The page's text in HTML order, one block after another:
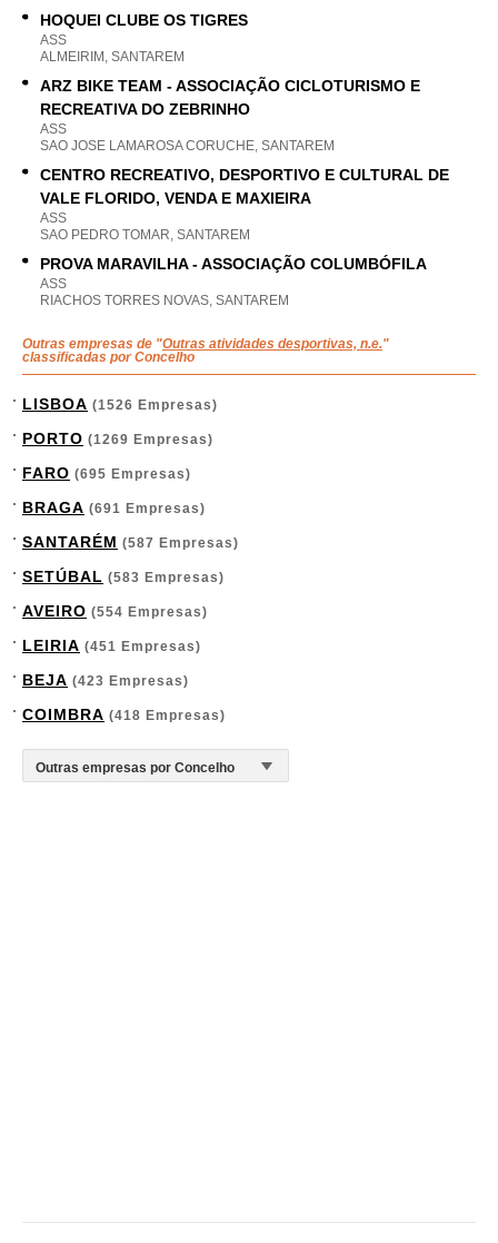
HOQUEI CLUBE OS TIGRES
ASS
ALMEIRIM, SANTAREM
ARZ BIKE TEAM - ASSOCIAÇÃO CICLOTURISMO E
RECREATIVA DO ZEBRINHO
ASS
SAO JOSE LAMAROSA CORUCHE, SANTAREM
CENTRO RECREATIVO, DESPORTIVO E CULTURAL DE
VALE FLORIDO, VENDA E MAXIEIRA
ASS
SAO PEDRO TOMAR, SANTAREM
PROVA MARAVILHA - ASSOCIAÇÃO COLUMBÓFILA
ASS
RIACHOS TORRES NOVAS, SANTAREM
Outras empresas de "Outras atividades desportivas, n.e."
classificadas por Concelho
LISBOA (1526 Empresas)
PORTO (1269 Empresas)
FARO (695 Empresas)
BRAGA (691 Empresas)
SANTARÉM (587 Empresas)
SETÚBAL (583 Empresas)
AVEIRO (554 Empresas)
LEIRIA (451 Empresas)
BEJA (423 Empresas)
COIMBRA (418 Empresas)